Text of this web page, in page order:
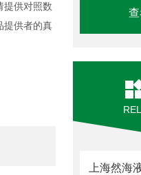
提供对照数
提供者的真